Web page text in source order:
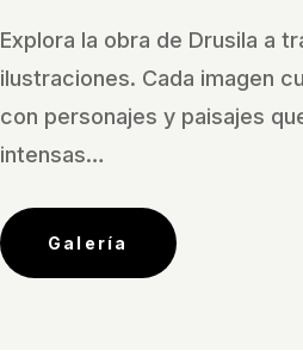
Explora la obra de Drusila a
ilustraciones. Cada imagen
con personajes y paisajes
intensas…
Galería